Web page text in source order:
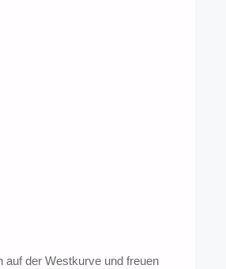
auf der Westkurve und freuen